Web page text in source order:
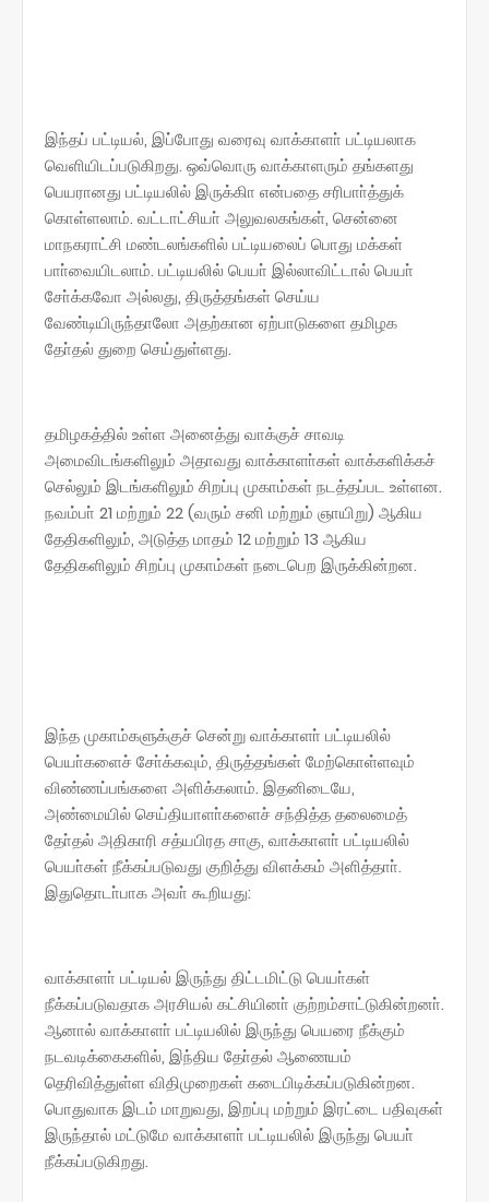
இந்தப் பட்டியல், இப்போது வரைவு வாக்காளா் பட்டியலாக
வெளியிடப்படுகிறது. ஒவ்வொரு வாக்காளரும் தங்களது
பெயரானது பட்டியலில் இருக்கிா என்பதை சரிபாா்த்துக்
கொள்ளலாம். வட்டாட்சியா் அலுவலகங்கள், சென்னை
மாநகராட்சி மண்டலங்களில் பட்டியலைப் பொது மக்கள்
பாா்வையிடலாம். பட்டியலில் பெயா் இல்லாவிட்டால் பெயா்
சோ்க்கவோ அல்லது, திருத்தங்கள் செய்ய
வேண்டியிருந்தாலோ அதற்கான ஏற்பாடுகளை தமிழக
தோ்தல் துறை செய்துள்ளது.
தமிழகத்தில் உள்ள அனைத்து வாக்குச் சாவடி
அமைவிடங்களிலும் அதாவது வாக்காளா்கள் வாக்களிக்கச்
செல்லும் இடங்களிலும் சிறப்பு முகாம்கள் நடத்தப்பட உள்ளன.
நவம்பா் 21 மற்றும் 22 (வரும் சனி மற்றும் ஞாயிறு) ஆகிய
தேதிகளிலும், அடுத்த மாதம் 12 மற்றும் 13 ஆகிய
தேதிகளிலும் சிறப்பு முகாம்கள் நடைபெற இருக்கின்றன.
இந்த முகாம்களுக்குச் சென்று வாக்காளா் பட்டியலில்
பெயா்களைச் சோ்க்கவும், திருத்தங்கள் மேற்கொள்ளவும்
விண்ணப்பங்களை அளிக்கலாம். இதனிடையே,
அண்மையில் செய்தியாளா்களைச் சந்தித்த தலைமைத்
தோ்தல் அதிகாரி சத்யபிரத சாகு, வாக்காளா் பட்டியலில்
பெயா்கள் நீக்கப்படுவது குறித்து விளக்கம் அளித்தாா்.
இதுதொடா்பாக அவா் கூறியது:
வாக்காளா் பட்டியல் இருந்து திட்டமிட்டு பெயா்கள்
நீக்கப்படுவதாக அரசியல் கட்சியினா் குற்றம்சாட்டுகின்றனா்.
ஆனால் வாக்காளா் பட்டியலில் இருந்து பெயரை நீக்கும்
நடவடிக்கைகளில், இந்திய தோ்தல் ஆணையம்
தெரிவித்துள்ள விதிமுறைகள் கடைபிடிக்கப்படுகின்றன.
பொதுவாக இடம் மாறுவது, இறப்பு மற்றும் இரட்டை பதிவுகள்
இருந்தால் மட்டுமே வாக்காளா் பட்டியலில் இருந்து பெயா்
நீக்கப்படுகிறது.